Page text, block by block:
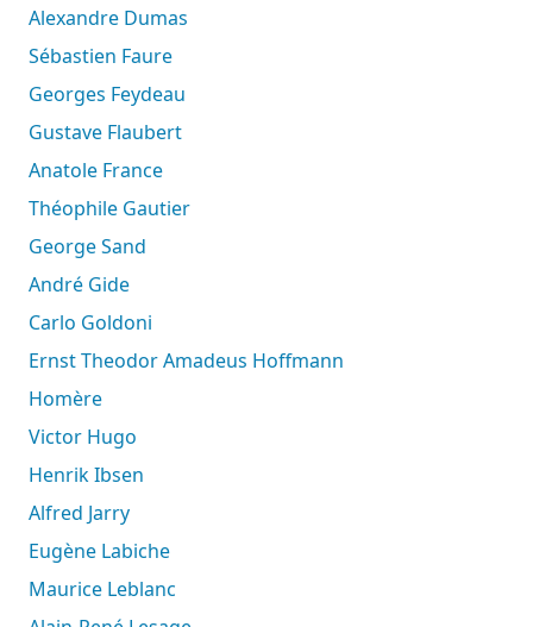
Alexandre Dumas
Sébastien Faure
Georges Feydeau
Gustave Flaubert
Anatole France
Théophile Gautier
George Sand
André Gide
Carlo Goldoni
Ernst Theodor Amadeus Hoffmann
Homère
Victor Hugo
Henrik Ibsen
Alfred Jarry
Eugène Labiche
Maurice Leblanc